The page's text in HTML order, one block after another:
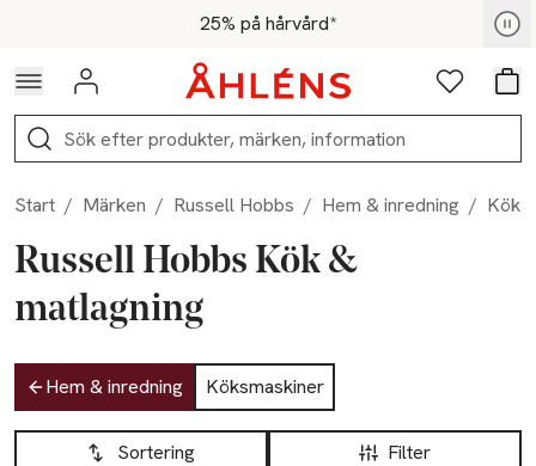
Hoppa till navigationsmenyn25% på hårvård*
För medlemmar - Shoppa nu
Logga in Favoriter
Sök
Start / Märken / Russell Hobbs / Hem & inredning / Kök
Russell Hobbs Kök &
matlagning
Hoppa till produktsidan
Hem & inredning
Köksmaskiner
Hoppa till produktsidan
Filter
Sortering
Lista över produkter